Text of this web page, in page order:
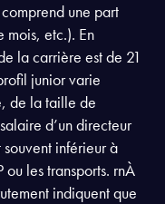
une part
etc.). En
la carrière est de 21
junior varie
de la taille de
d’un directeur
inférieur à
les transports. rnÀ
indiquent que